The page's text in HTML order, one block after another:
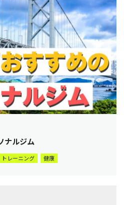
ナルジム
トレーニング 健康